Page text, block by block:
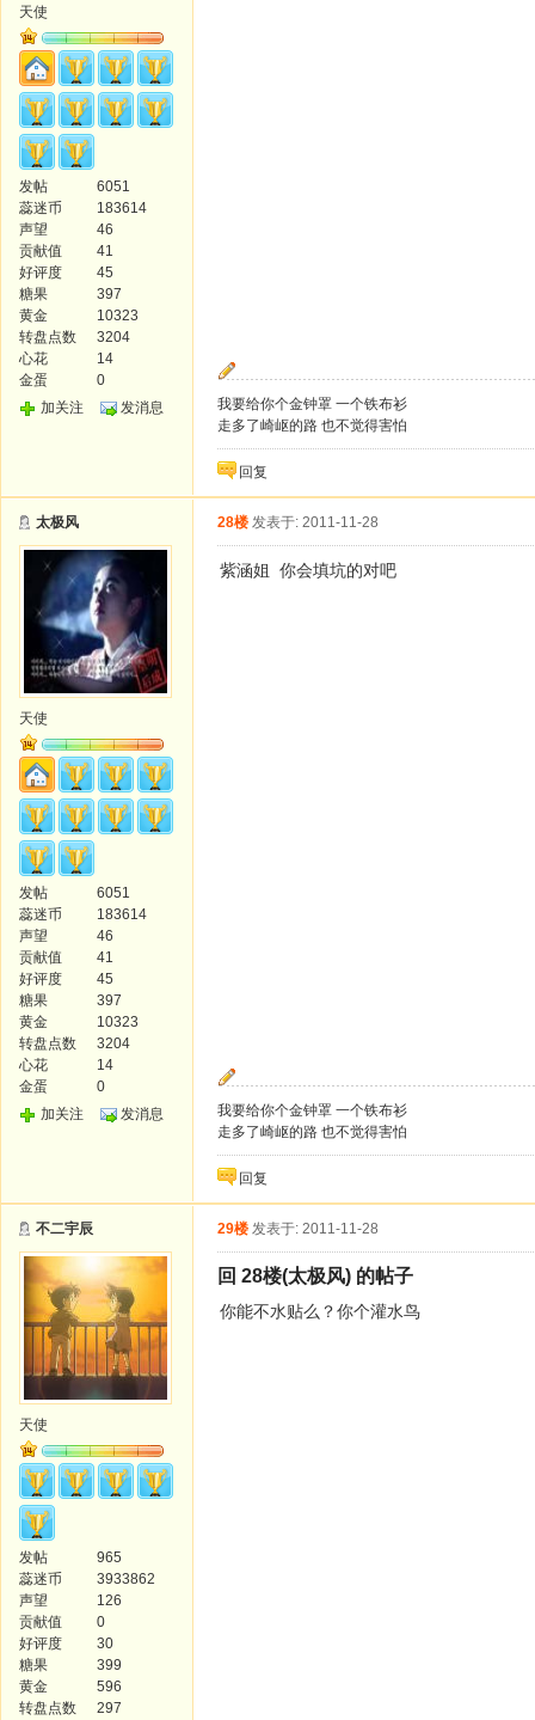
天使
发帖
6051
蕊迷币
183614
声望
46
贡献值
41
好评度
45
糖果
397
黄金
10323
转盘点数
3204
心花
14
金蛋
0
加关注
发消息
我要给你个金钟罩 一个铁布衫
走多了崎岖的路 也不觉得害怕
回复
太极风
天使
发帖
6051
蕊迷币
183614
声望
46
贡献值
41
好评度
45
糖果
397
黄金
10323
转盘点数
3204
心花
14
金蛋
0
加关注
发消息
28楼 发表于: 2011-11-28
紫涵姐 你会填坑的对吧
我要给你个金钟罩 一个铁布衫
走多了崎岖的路 也不觉得害怕
回复
不二宇辰
天使
发帖
965
蕊迷币
3933862
声望
126
贡献值
0
好评度
30
糖果
399
黄金
596
转盘点数
297
29楼 发表于: 2011-11-28
回 28楼(太极风) 的帖子
你能不水贴么？你个灌水鸟